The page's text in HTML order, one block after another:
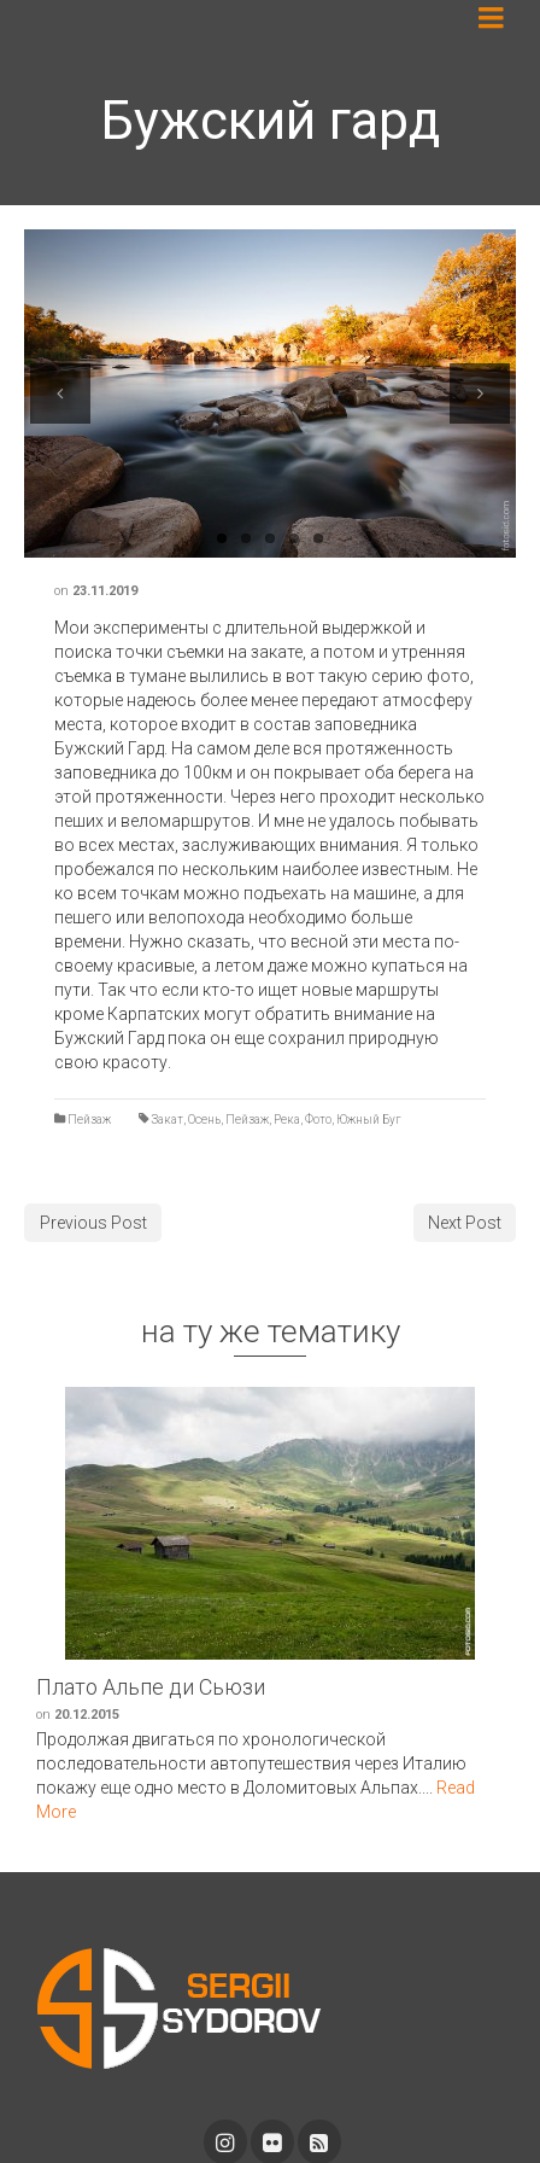
Бужский гард
Previous Next
on 23.11.2019
Мои эксперименты с длительной выдержкой и
поиска точки съемки на закате, а потом и утренняя
съемка в тумане вылились в вот такую серию фото,
которые надеюсь более менее передают атмосферу
места, которое входит в состав заповедника
Бужский Гард. На самом деле вся протяженность
заповедника до 100км и он покрывает оба берега на
этой протяженности. Через него проходит несколько
пеших и веломаршрутов. И мне не удалось побывать
во всех местах, заслуживающих внимания. Я только
пробежался по нескольким наиболее известным. Не
ко всем точкам можно подъехать на машине, а для
пешего или велопохода необходимо больше
времени. Нужно сказать, что весной эти места по-
своему красивые, а летом даже можно купаться на
пути. Так что если кто-то ищет новые маршруты
кроме Карпатских могут обратить внимание на
Бужский Гард пока он еще сохранил природную
свою красоту.
Пейзаж Закат Осень Пейзаж Река Фото Южный Буг
Previous Post Next Post
на ту же тематику
Плато Альпе ди Сьюзи
on 20.12.2015
Продолжая двигаться по хронологической
последовательности автопутешествия через Италию
покажу еще одно место в Доломитовых Альпах.... Read
More